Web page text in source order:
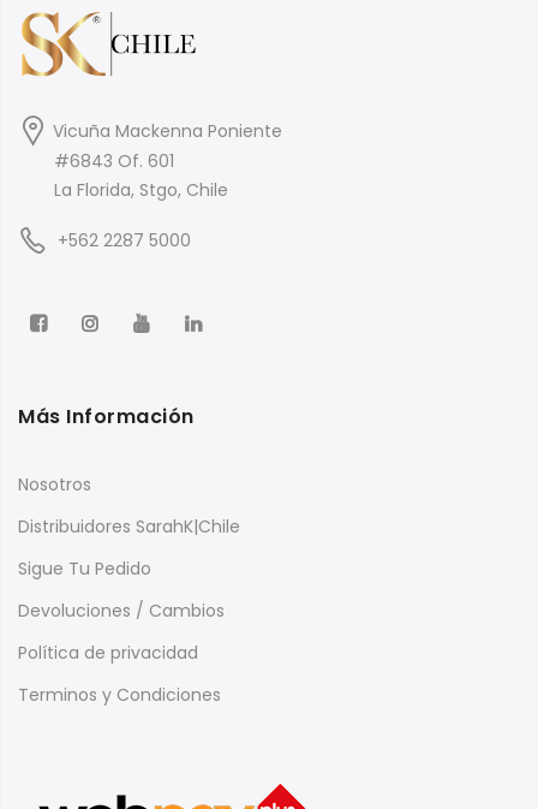
Vicuña Mackenna Poniente
#6843 Of. 601
La Florida, Stgo, Chile
+562 2287 5000
Más Información
Nosotros
Distribuidores SarahK|Chile
Sigue Tu Pedido
Devoluciones / Cambios
Política de privacidad
Terminos y Condiciones